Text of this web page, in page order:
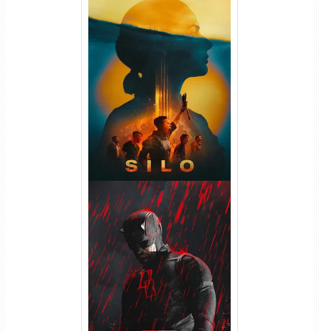
Silo 2ª Temporada (2024)
WEB-DL 1080p Dual Áudio
Demolidor: Renascido 2ª
Temporada (2026) WEB-DL
1080p Dual Áudio